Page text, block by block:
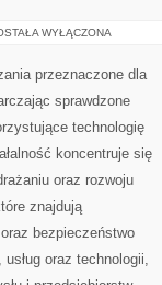
WYŁĄCZONA
przeznaczone dla
sprawdzone
technologię
koncentruje się
oraz rozwoju
znajdują
bezpieczeństwo
oraz technologii,